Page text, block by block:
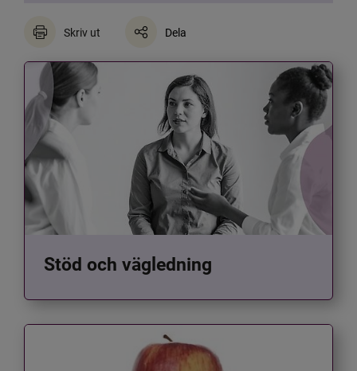
Skriv ut Dela
Stöd och vägledning